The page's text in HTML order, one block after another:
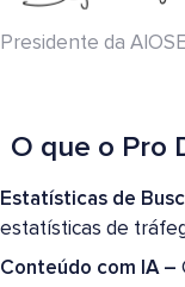
Presidente da
O que o Pro
Estatísticas de
estatísticas de
Conteúdo com IA –